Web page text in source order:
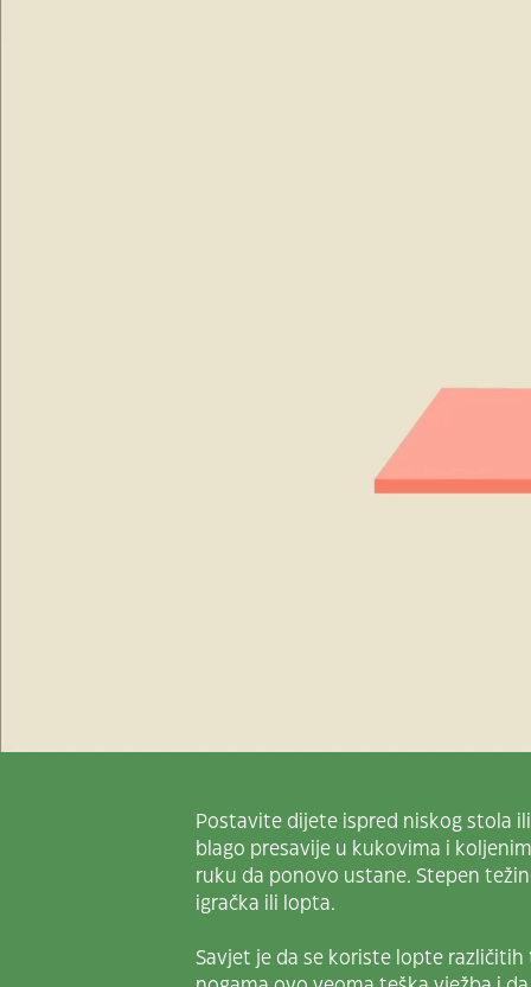
Postavite dijete ispred niskog stola
blago presavije u kukovima i
ruku da ponovo ustane. Stepen
igračka ili lopta.
Savjet je da se koriste lopte